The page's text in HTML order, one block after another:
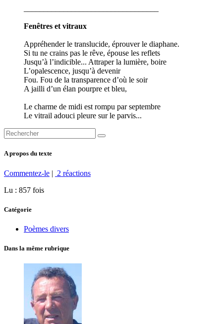
Fenêtres et vitraux
Appréhender le translucide, éprouver le diaphane.
Si tu ne crains pas le rêve, épouse les reflets
Jusqu’à l’indicible... Attraper la lumière, boire
L’opalescence, jusqu’à devenir
Fou. Fou de la transparence d’où le soir
A jailli d’un élan pourpre et bleu,
Le charme de midi est rompu par septembre
Le vitrail adouci pleure sur le parvis...
A propos du texte
Commentez-le | 2 réactions
Lu : 857 fois
Catégorie
Poèmes divers
Dans la même rubrique